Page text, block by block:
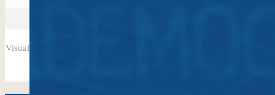
Visualizando tópico 1 (de 1 do total)